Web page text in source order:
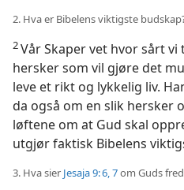
2. Hva er Bibelens viktigste
2Vår Skaper vet hvor sårt
hersker som vil gjøre det
leve et rikt og lykkelig liv.
da også om en slik hersker
løftene om at Gud skal
utgjør faktisk Bibelens
3. Hva sier Jesaja 9: 6, 7om Guds